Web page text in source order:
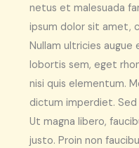
netus et malesuada
ipsum dolor sit amet,
Nullam ultricies
lobortis sem, eget
nisi quis elementum.
dictum imperdiet.
Ut magna libero,
justo. Proin non